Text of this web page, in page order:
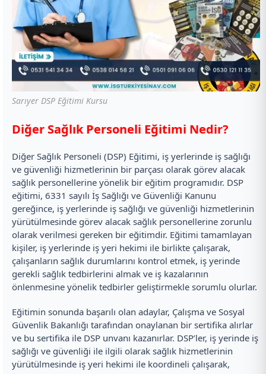
Sarıyer DSP Eğitimi Kursu
Diğer Sağlık Personeli Eğitimi Nedir?
Diğer Sağlık Personeli (DSP) Eğitimi, iş yerlerinde iş sağlığı
ve güvenliği hizmetlerinin bir parçası olarak görev alacak
sağlık personellerine yönelik bir eğitim programıdır. DSP
eğitimi, 6331 sayılı İş Sağlığı ve Güvenliği Kanunu
gereğince, iş yerlerinde iş sağlığı ve güvenliği hizmetlerinin
yürütülmesinde görev alacak sağlık personellerine zorunlu
olarak verilmesi gereken bir eğitimdir. Eğitimi tamamlayan
kişiler, iş yerlerinde iş yeri hekimi ile birlikte çalışarak,
çalışanların sağlık durumlarını kontrol etmek, iş yerinde
gerekli sağlık tedbirlerini almak ve iş kazalarının
önlenmesine yönelik tedbirler geliştirmekle sorumlu olurlar.
Eğitimin sonunda başarılı olan adaylar, Çalışma ve Sosyal
Güvenlik Bakanlığı tarafından onaylanan bir sertifika alırlar
ve bu sertifika ile DSP unvanı kazanırlar. DSP’ler, iş yerinde iş
sağlığı ve güvenliği ile ilgili olarak sağlık hizmetlerinin
yürütülmesinde iş yeri hekimi ile koordineli çalışarak,